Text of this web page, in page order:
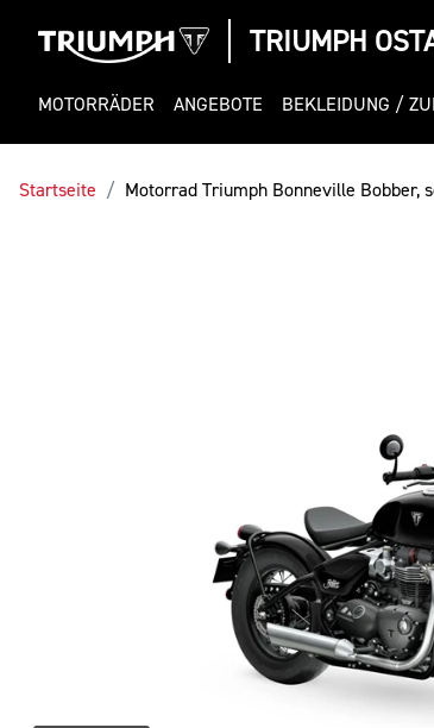
TRIUMPH
MOTORRÄDER ANGEBOTE BEKLEIDUNG /
Startseite Motorrad Triumph Bonneville Bobber,